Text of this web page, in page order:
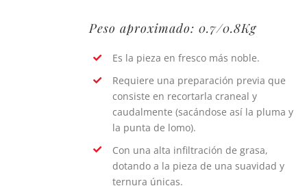
Peso aproximado: 0.7/0.8Kg
Es la pieza en fresco más noble.
Requiere una preparación previa que
consiste en recortarla craneal y
caudalmente (sacándose así la pluma y
la punta de lomo).
Con una alta infiltración de grasa,
dotando a la pieza de una suavidad y
ternura únicas.